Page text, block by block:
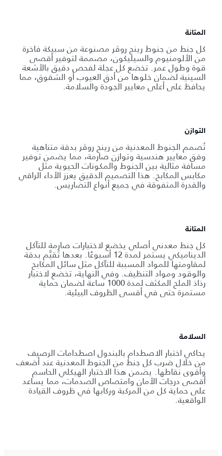
المتانة
كل جنط من جنوط رينج روڤر مصنوعة من سبيكة فاخرة
من الألومنيوم والسيليكون، مصممة لتوفير أقصى
قوة وطول عمر. تخضع كل عجلة لفحص دقيق بالأشعة
السينية لضمان خلوها من أدق العيوب أو الشقوق، مما
يحافظ على أعلى معايير الجودة والسلامة.
التوازن
تُصمم الجنوط المعدنية من رينج روڤر بدقة متناهية
وفق معايير هندسية وتوازن صارمة، مما يضمن توفير
مسافة مثالية بين الجنوط والمكونات الحيوية مثل
مكابس المكابح. هذا التصميم الدقيق يعزز الأداء الراقي
والقدرة المتفوقة في جميع أنواع التضاريس.
المتانة
كل جنط معدني أصلي يخضع لاختبارات صارمة للتآكل
الديناميكي يستمر لمدة 12 أسبوعًا. بعدها تُقيَّم بدقة
لمقاومتها للمواد المسببة للتآكل مثل سائل المكابح
والوقود ومواد التنظيف. وفي النهاية، تخضع لاختبار
رذاذ الملح المكثف لمدة 1000 ساعة لضمان حماية
مستمرة حتى في أقسى الظروف البيئية.
السلامة
يحاكي اختبار الاصطدام بالبندول اصطدامات الرصيف
من خلال ضرب كل جنط من الجنوط المعدنية عند أضعف
وأقوى نقاطها. يضمن هذا الاختبار الهيكلي الحاسم
أقصى درجات الأمان وامتصاص الصدمات، مما يساعد
على حماية كل من المركبة وركابها في ظروف القيادة
الواقعية.